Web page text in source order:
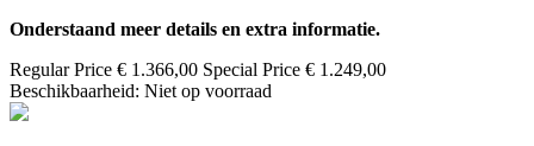
Onderstaand meer details en extra informatie.
Regular Price € 1.366,00 Special Price € 1.249,00
Beschikbaarheid: Niet op voorraad